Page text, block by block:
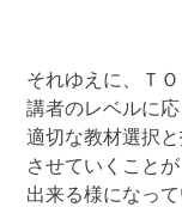
それゆえに、Ｔ
講者のレベルに応
適切な教材選択
させていくことが
出来る様になって